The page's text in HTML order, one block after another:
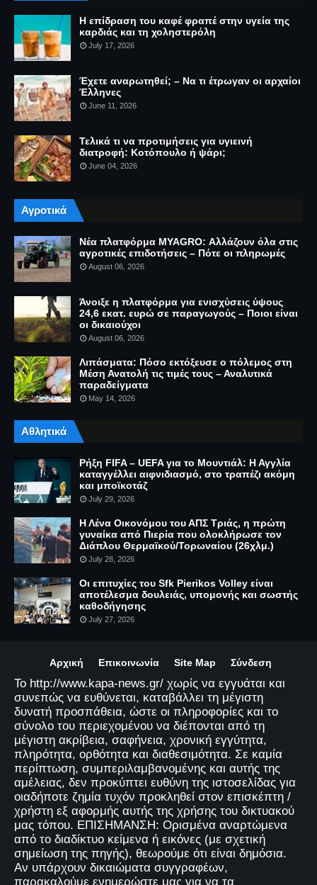
Η επίδραση του καφέ φραπέ στην υγεία της
καρδιάς και τη χοληστερόλη
July 17, 2026
Έχετε αναρωτηθεί; – Να τι έτρωγαν οι αρχαίοι
Έλληνες
June 11, 2026
Τελικά τι να προτιμήσεις για υγιεινή
διατροφή: Κοτόπουλο ή ψάρι;
June 04, 2026
Αγροτικά
Νέα πλατφόρμα MYAGRO: Αλλάζουν όλα στις
αγροτικές επιδοτήσεις – Πότε οι πληρωμές
August 06, 2026
Άνοιξε η πλατφόρμα για ενισχύσεις ύψους
24,6 εκατ. ευρώ σε παραγωγούς – Ποιοι είναι
οι δικαιούχοι
August 06, 2026
Λιπάσματα: Πόσο εκτόξευσε ο πόλεμος στη
Μέση Ανατολή τις τιμές τους – Αναλυτικά
παραδείγματα
May 14, 2026
Αθλητικά
Ρήξη FIFA – UEFA για το Μουντιάλ: Η Αγγλία
καταγγέλλει αιφνιδιασμό, στο τραπέζι ακόμη
και μποϊκοτάζ
July 29, 2026
Η Λένα Οικονόμου του ΑΠΣ Τριάς, η πρώτη
γυναίκα από Πιερία που ολοκλήρωσε τον
Διάπλου Θερμαϊκού/Τορωναίου (26χλμ.)
July 28, 2026
Οι επιτυχίες του Sfk Pierikos Volley είναι
αποτέλεσμα δουλειάς, υπομονής και σωστής
καθοδήγησης
July 27, 2026
Αρχική Επικοινωνία Site Map Σύνδεση
Το http://www.kapa-news.gr/ χωρίς να εγγυάται και
συνεπώς να ευθύνεται, καταβάλλει τη μέγιστη
δυνατή προσπάθεια, ώστε οι πληροφορίες και το
σύνολο του περιεχομένου να διέπονται από τη
μέγιστη ακρίβεια, σαφήνεια, χρονική εγγύτητα,
πληρότητα, ορθότητα και διαθεσιμότητα. Σε καμία
περίπτωση, συμπεριλαμβανομένης και αυτής της
αμέλειας, δεν προκύπτει ευθύνη της ιστοσελίδας για
οιαδήποτε ζημία τυχόν προκληθεί στον επισκέπτη /
χρήστη εξ αφορμής αυτής της χρήσης του δικτυακού
μας τόπου. ΕΠΙΣΗΜΑΝΣΗ: Ορισμένα αναρτώμενα
από το διαδίκτυο κείμενα ή εικόνες (με σχετική
σημείωση της πηγής), θεωρούμε ότι είναι δημόσια.
Αν υπάρχουν δικαιώματα συγγραφέων,
παρακαλούμε ενημερώστε μας για να τα